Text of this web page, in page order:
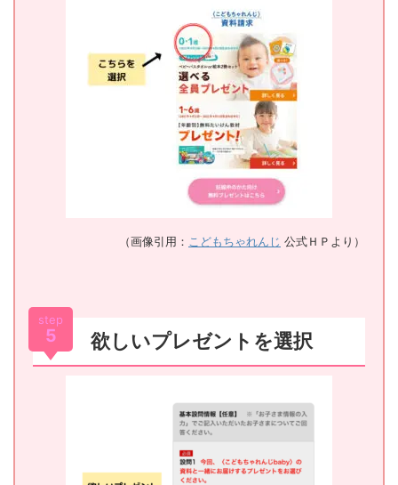
（画像引用： こどもちゃれんじ 公式ＨＰより）
step
5 欲しいプレゼントを選択